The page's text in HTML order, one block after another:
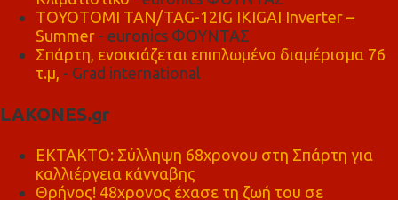
TOYOTOMI TAN/TAG-12IG IKIGAI Inverter –
Summer - euronics ΦΟΥΝΤΑΣ
Σπάρτη, ενοικιάζεται επιπλωμένο διαμέρισμα 76
τ.μ, - Grad international
LAKONES.gr
ΕΚΤΑΚΤΟ: Σύλληψη 68χρονου στη Σπάρτη για
καλλιέργεια κάνναβης
Θρήνος! 48χρονος έχασε τη ζωή του σε